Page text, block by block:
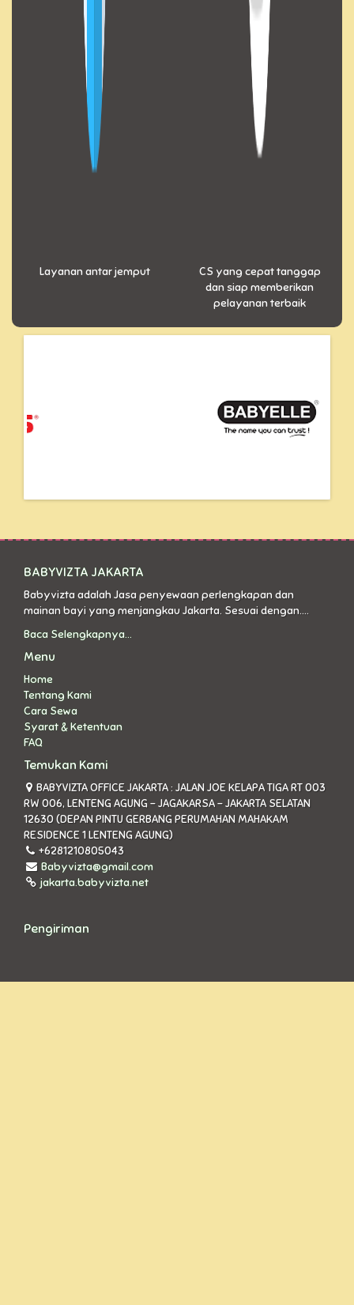
Layanan antar jemput
CS yang cepat tanggap
dan siap memberikan
pelayanan terbaik
BABYVIZTA JAKARTA
Babyvizta adalah Jasa penyewaan perlengkapan dan
mainan bayi yang menjangkau Jakarta. Sesuai dengan....
Baca Selengkapnya...
Menu
Home
Tentang Kami
Cara Sewa
Syarat & Ketentuan
FAQ
Temukan Kami
BABYVIZTA OFFICE JAKARTA : JALAN JOE KELAPA TIGA RT 003
RW 006, LENTENG AGUNG - JAGAKARSA - JAKARTA SELATAN
12630 (DEPAN PINTU GERBANG PERUMAHAN MAHAKAM
RESIDENCE 1 LENTENG AGUNG)
+6281210805043
Babyvizta@gmail.com
jakarta.babyvizta.net
Pengiriman